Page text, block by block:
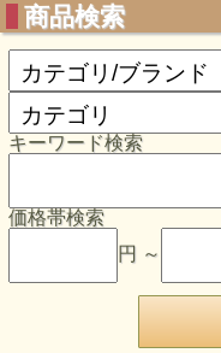
商品検索
キーワード検索
価格帯検索
円 ～